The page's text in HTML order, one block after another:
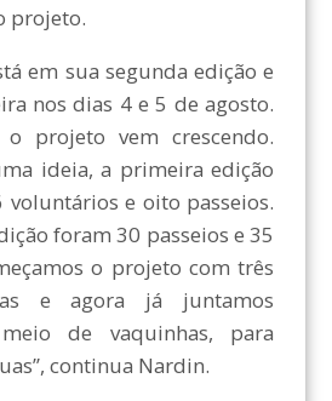
projeto.
em sua segunda edição e
nos dias 4 e 5 de agosto.
projeto vem crescendo.
ideia, a primeira edição
voluntários e oito passeios.
foram 30 passeios e 35
o projeto com três
e agora já juntamos
de vaquinhas, para
continua Nardin.